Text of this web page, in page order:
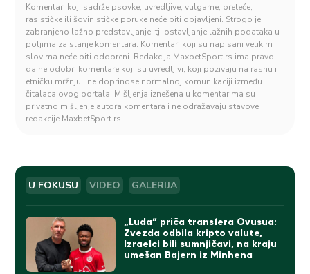
Komentari koji sadrže psovke, uvredljive, vulgarne, preteće,
rasističke ili šovinističke poruke neće biti objavljeni. Strogo je
zabranjeno lažno predstavljanje, tj. ostavljanje lažnih podataka u
poljima za slanje komentara. Komentari koji su napisani velikim
slovima neće biti odobreni. Redakcija MaxbetSport.rs ima pravo
da ne odobri komentare koji su uvredljivi, koji pozivaju na rasnu i
etničku mržnju i ne doprinose normalnoj komunikaciji između
čitalaca ovog portala. Mišljenja iznešena u komentarima su
privatno mišljenje autora komentara i ne odražavaju stavove
redakcije MaxbetSport.rs.
U FOKUSU VIDEO GALERIJA
„Luda“ priča transfera Ovusua:
Zvezda odbila kripto valute,
Izraelci bili sumnjičavi, na kraju
umešan Bajern iz Minhena